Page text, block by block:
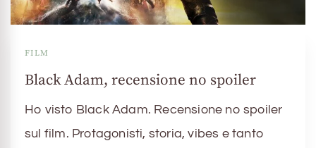
FILM
Black Adam, recensione no spoiler
Ho visto Black Adam. Recensione no spoiler
sul film. Protagonisti, storia, vibes e tanto